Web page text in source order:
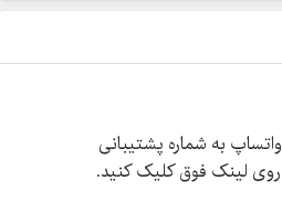
به شماره پشتیبانی